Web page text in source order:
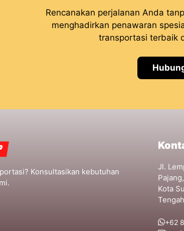
Rencanakan perjalanan Anda
menghadirkan penawaran
transportasi terbaik
Konsultasikan kebutuhan
Jl.
Kota
+62